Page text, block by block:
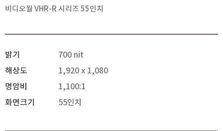
비디오월 VHR-R 시리즈 55인치
밝기
해상도
명암비
화면크기
700 nit
1,920 x 1,080
1,100:1
55인치